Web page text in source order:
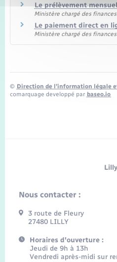
Le prélèvement
Ministère chargé des finances
Le paiement direct en
Ministère chargé des finances
© Direction de l’information légale
comarquage developpé par baseo.io
Lilly
Nous contacter :
3 route de Fleury
27480 LILLY
Horaires d'ouverture :
Jeudi de 9h à 13h
Vendredi après-midi sur